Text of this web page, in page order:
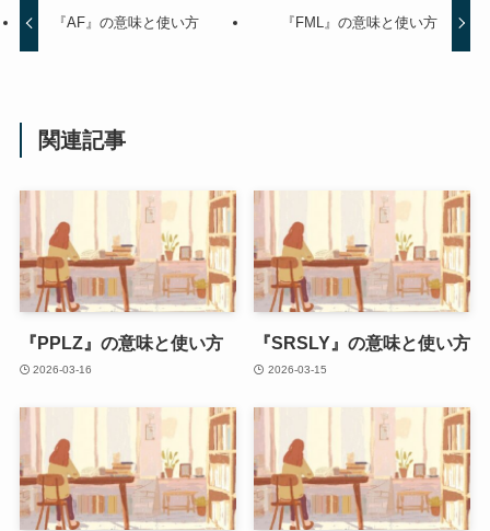
『AF』の意味と使い方 『FML』の意味と使い方
関連記事
『PPLZ』の意味と使い方
2026-03-16
『SRSLY』の意味と使い方
2026-03-15